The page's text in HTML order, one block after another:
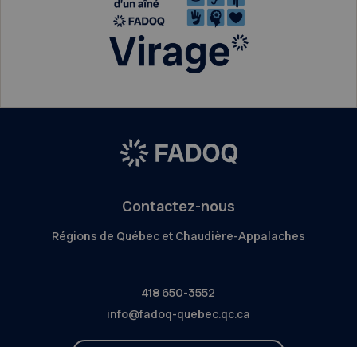
Contactez-nous
Régions de Québec et Chaudière-Appalaches
418 650-3552
info@fadoq-quebec.qc.ca